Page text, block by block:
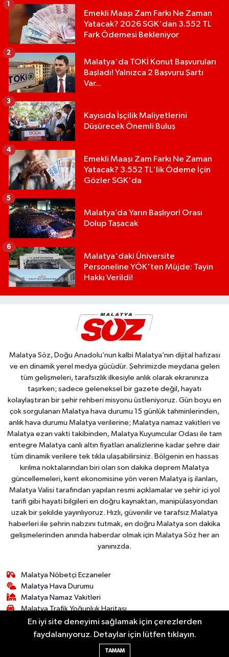
Emekli Maaşı Zam Farkı Ne Zaman
Yatacak? 2026 SGK'dan 3.552 TL
Fark Ödemesi Bekleniyor
1
Malatya'da TOKİ Konut Başvuruları
Başladı! Yalnızca 2 Başvuru Şartı
Var...
2
Kayısıda İşçilik Maliyetlerini
Düşürecek Önemli Buluş
3
Emekli Maaşı Zam Farkı Ne Zaman
Yatacak? 3.552 TL'lik Ödeme İçin
Gözler SGK'da
4
Malatya’da Yarın Başlıyor! Orası
Dolup Taşacak
5
Malatya'daki Üniversite
Personeline YÖK'ten Müjde: Tayin
Hakkı Verildi!
6
Malatya Söz, Doğu Anadolu’nun kalbi Malatya’nın dijital hafızası
ve en dinamik yerel medya gücüdür. Şehrimizde meydana gelen
tüm gelişmeleri, tarafsızlık ilkesiyle anlık olarak ekranınıza
taşırken; sadece geleneksel bir gazete değil, hayatı
kolaylaştıran bir şehir rehberi misyonu üstleniyoruz. Gün boyu en
çok sorgulanan Malatya hava durumu 15 günlük tahminlerinden,
anlık hava durumu Malatya verilerine; Malatya namaz vakitleri ve
Malatya ezan vakti takibinden, Malatya Kuyumcular Odası ile tam
entegre Malatya canlı altın fiyatları analizlerine kadar şehre dair
tüm dinamik verilere tek tıkla ulaşabilirsiniz. Bölgenin en hassas
kırılma noktalarından biri olan son dakika deprem Malatya
güncellemeleri, kent ekonomisine yön veren Malatya iş ilanları,
Malatya Valisi tarafından yapılan resmi açıklamalar ve şehir içi yol
tarifi gibi hayati bilgileri en doğru kaynaktan, manipülasyondan
uzak bir şekilde yayınlıyoruz. Hızlı, güvenilir ve tarafsız Malatya
haberleri ile şehrin nabzını tutmak, en doğru Malatya son dakika
gelişmelerinden anında haberdar olmak için Malatya Söz her an
yanınızda.
Malatya Nöbetçi Eczaneler
Malatya Hava Durumu
Malatya Namaz Vakitleri
Malatya Trafik Yoğunluk Haritası
Puan Durumu ve Fikstür
Tüm Manşetler
En iyi site deneyimi sağlamak için çerezlerden
faydalanıyoruz. Detaylar için lütfen tıklayın.
TAMAM